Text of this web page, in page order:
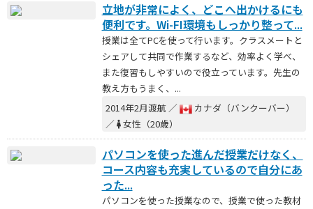
立地が非常によく、どこへ出かけるにも
便利です。Wi-FI環境もしっかり整って...
授業は全てPCを使って行います。クラスメートと
シェアして共同で作業するなど、効率よく学べ、
また復習もしやすいので役立っています。先生の
教え方もうまく、...
2014年2月渡航 ／
カナダ（バンクーバー）
／ 女性（20歳）
パソコンを使った進んだ授業だけなく、
コース内容も充実しているので自分にあ
った...
パソコンを使った授業なので、授業で使った教材